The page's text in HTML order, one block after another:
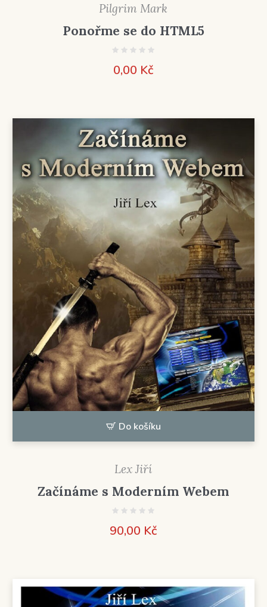
Pilgrim Mark
Ponořme se do HTML5
0,00 Kč
Do košíku
Lex Jiří
Začínáme s Moderním Webem
90,00 Kč